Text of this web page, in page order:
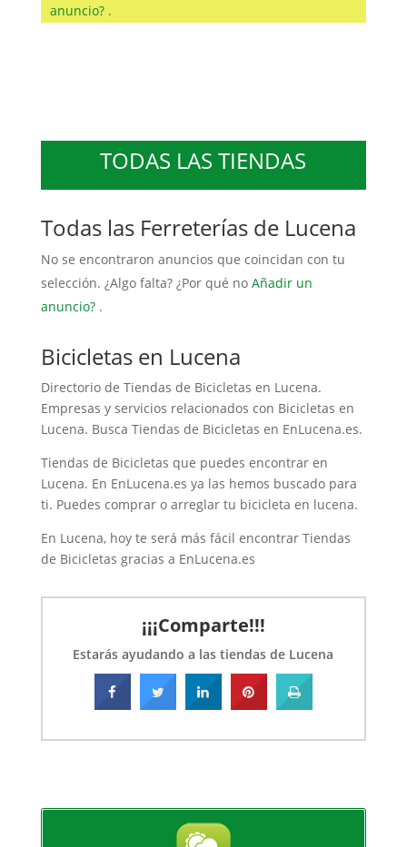
anuncio? .
TODAS LAS TIENDAS
Todas las Ferreterías de Lucena
No se encontraron anuncios que coincidan con tu
selección. ¿Algo falta? ¿Por qué no Añadir un
anuncio? .
Bicicletas en Lucena
Directorio de Tiendas de Bicicletas en Lucena.
Empresas y servicios relacionados con Bicicletas en
Lucena. Busca Tiendas de Bicicletas en EnLucena.es.
Tiendas de Bicicletas que puedes encontrar en
Lucena. En EnLucena.es ya las hemos buscado para
ti. Puedes comprar o arreglar tu bicicleta en lucena.
En Lucena, hoy te será más fácil encontrar Tiendas
de Bicicletas gracias a EnLucena.es
¡¡¡Comparte!!!
Estarás ayudando a las tiendas de Lucena